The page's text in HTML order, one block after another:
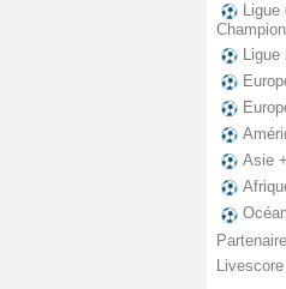
Ligue
Ligue
Asie +
Livescore